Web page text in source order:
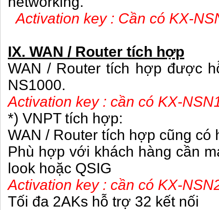
Activation key : Cần có KX-
IX. WAN / Router tích hợp
WAN / Router tích hợp được
NS1000.
Activation key : cần có KX-
*) VNPT tích hợp:
WAN / Router tích hợp cũng có
Phù hợp với khách hàng cần
look hoặc QSIG
Activation key : cần có KX-
Tối đa 2AKs hỗ trợ 32 kết nối